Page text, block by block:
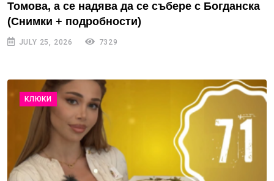
Томова, а се надява да се събере с Богданска
(Снимки + подробности)
JULY 25, 2026 7329
КЛЮКИ